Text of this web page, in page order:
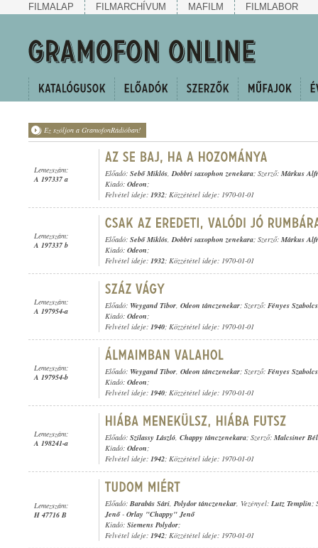
FILMALAP FILMARCHÍVUM MAFILM FILMLABOR
Ez szóljon a GramofonRádióban!
Lemezszám:
A 197337 a
Előadó: Sebő Miklós,Dobbri saxophon zenekara; Szerző: Márkus
Kiadó: Odeon;
Felvétel ideje: 1932; Közzététel ideje: 1970-01-01
Lemezszám:
A 197337 b
Előadó: Sebő Miklós,Dobbri saxophon zenekara; Szerző: Márkus
Kiadó: Odeon;
Felvétel ideje: 1932; Közzététel ideje: 1970-01-01
Lemezszám:
A 197954-a
Előadó: Weygand Tibor, Odeon tánczenekar; Szerző: Fényes Szabolcs
Kiadó: Odeon;
Felvétel ideje: 1940; Közzététel ideje: 1970-01-01
Lemezszám:
A 197954-b
Előadó: Weygand Tibor, Odeon tánczenekar; Szerző: Fényes Szabolcs
Kiadó: Odeon;
Felvétel ideje: 1940; Közzététel ideje: 1970-01-01
Lemezszám:
A 198241-a
Előadó: Szilassy László, Chappy tánczenekara; Szerző: Malcsiner
Kiadó: Odeon;
Felvétel ideje: 1942; Közzététel ideje: 1970-01-01
Lemezszám:
H 47716 B
Előadó: Barabás Sári, Polydor tánczenekar, Vezényel: Lutz Templin;
Jenő- Orlay "Chappy" Jenő
Kiadó: Siemens Polydor;
Felvétel ideje: 1942; Közzététel ideje: 1970-01-01